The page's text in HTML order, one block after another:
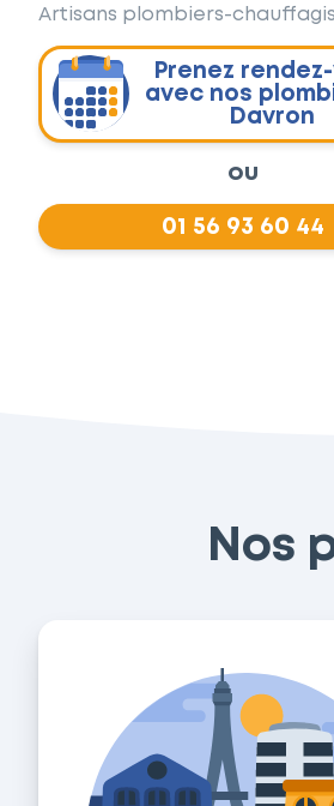
Artisans plombiers-
Prenez
avec nos
Davron
ou
01 56 93 60 44
Nos